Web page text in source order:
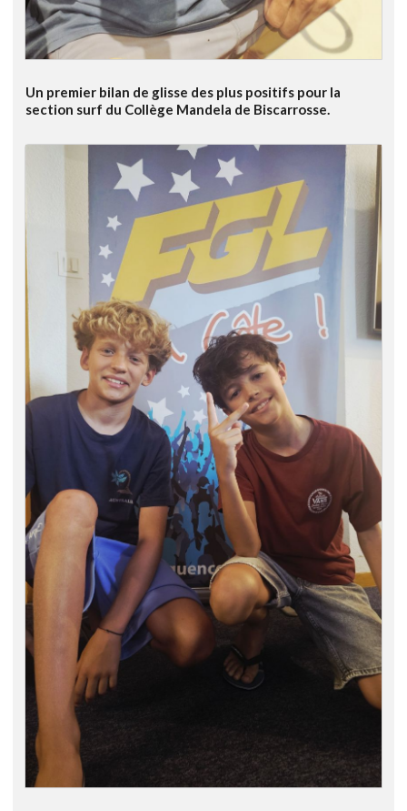
Un premier bilan de glisse des plus positifs pour la
section surf du Collège Mandela de Biscarrosse.